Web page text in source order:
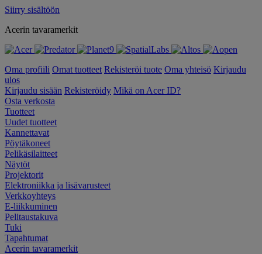
Siirry sisältöön
Acerin tavaramerkit
Oma profiili Omat tuotteet Rekisteröi tuote Oma yhteisö Kirjaudu
ulos
Kirjaudu sisään Rekisteröidy Mikä on Acer ID?
Osta verkosta
Tuotteet
Uudet tuotteet
Kannettavat
Pöytäkoneet
Pelikäsilaitteet
Näytöt
Projektorit
Elektroniikka ja lisävarusteet
Verkkoyhteys
E-liikkuminen
Pelitaustakuva
Tuki
Tapahtumat
Acerin tavaramerkit